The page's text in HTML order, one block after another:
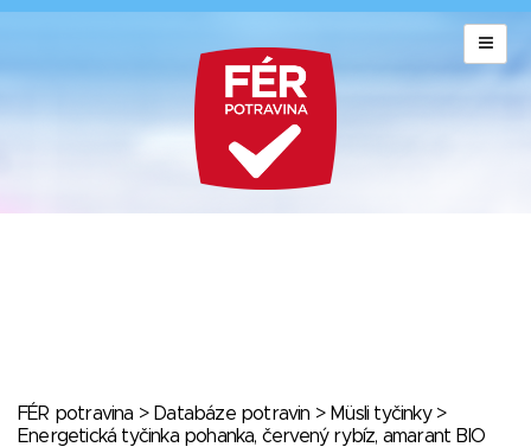
FÉR potravina > Databáze potravin > Müsli tyčinky>
Energetická tyčinka pohanka, červený rybíz, amarant BIO